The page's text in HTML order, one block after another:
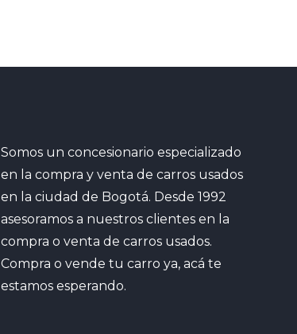
Somos un concesionario especializado
en la compra y venta de carros usados
en la ciudad de Bogotá. Desde 1992
asesoramos a nuestros clientes en la
compra o venta de carros usados.
Compra o vende tu carro ya, acá te
estamos esperando.